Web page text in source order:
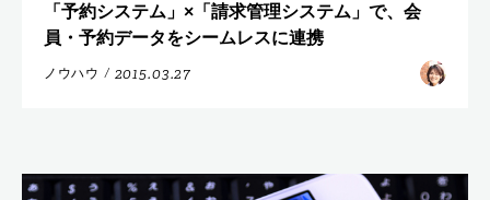
「予約システム」×「請求管理システム」で、会
員・予約データをシームレスに連携
ノウハウ / 2015.03.27